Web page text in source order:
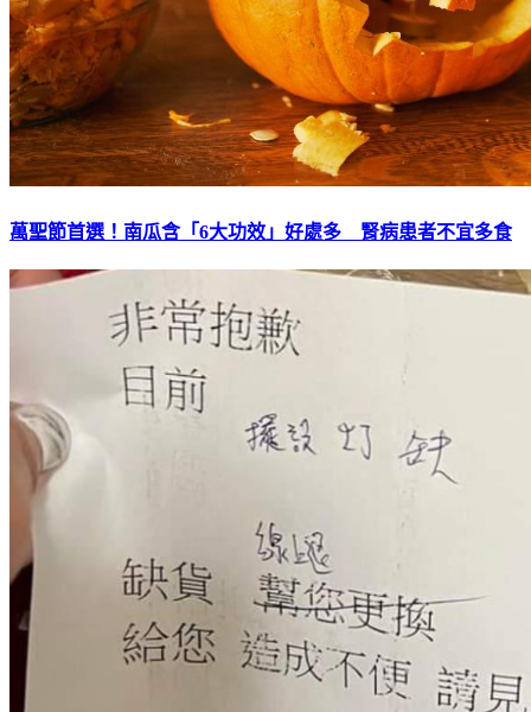
萬聖節首選！南瓜含「6大功效」好處多 腎病患者不宜多食